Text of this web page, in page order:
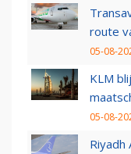
route
05-08-
KLM
05-08-